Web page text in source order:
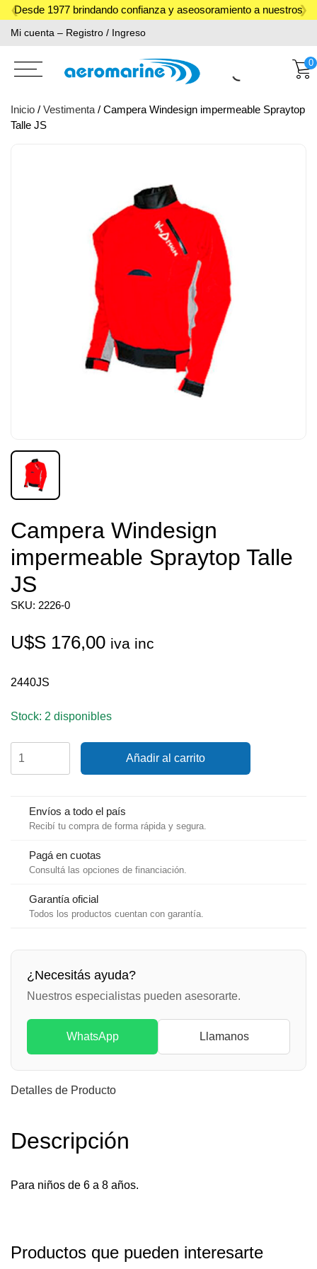
SkipDesde 1977 brindando confianza y aseosoramiento a nuestros
clientes.
Mi cuenta – Registro / Ingreso
0
Inicio / Vestimenta / Campera Windesign impermeable Spraytop
Talle JS
Campera Windesign
impermeable Spraytop Talle
JS
SKU: 2226-0
U$S 176,00 iva inc
2440JS
Stock: 2 disponibles
Windesign
impermeable
Talle
Añadir al carrito
Envíos a todo el país
Recibí tu compra de forma rápida y segura.
Pagá en cuotas
Consultá las opciones de financiación.
Garantía oficial
Todos los productos cuentan con garantía.
¿Necesitás ayuda?
Nuestros especialistas pueden asesorarte.
WhatsApp Llamanos
Detalles de Producto
Descripción
Para niños de 6 a 8 años.
Productos que pueden interesarte